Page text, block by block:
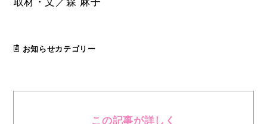
お知らせカテゴリー
この記事が詳しく